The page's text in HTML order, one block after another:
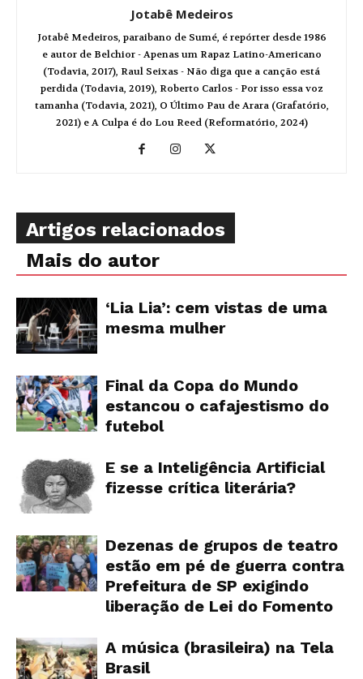
Jotabê Medeiros
Jotabê Medeiros, paraibano de Sumé, é repórter desde 1986
e autor de Belchior - Apenas um Rapaz Latino-Americano
(Todavia, 2017), Raul Seixas - Não diga que a canção está
perdida (Todavia, 2019), Roberto Carlos - Por isso essa voz
tamanha (Todavia, 2021), O Último Pau de Arara (Grafatório,
2021) e A Culpa é do Lou Reed (Reformatório, 2024)
Artigos relacionados
Mais do autor
‘Lia Lia’: cem vistas de uma
mesma mulher
Final da Copa do Mundo
estancou o cafajestismo do
futebol
E se a Inteligência Artificial
fizesse crítica literária?
Dezenas de grupos de teatro
estão em pé de guerra contra
Prefeitura de SP exigindo
liberação de Lei do Fomento
A música (brasileira) na Tela
Brasil